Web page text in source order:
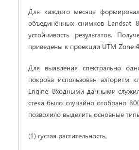
Для каждого месяца
объединённых снимков Landsat
устойчивость результатов.
приведены к проекции UTM Zone
Для выявления спектрально
покрова использован алгоритм
Engine. Входными данными
стека было случайно отобрано
позволило выделить основные
(1) густая растительность,